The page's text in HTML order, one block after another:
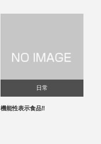
日常
機能性表示食品‼️